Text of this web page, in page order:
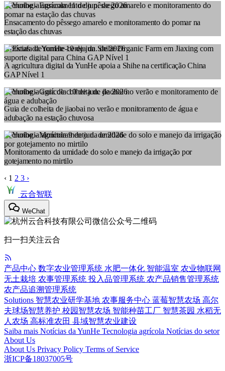
Tecnologia agrícola 11 de jun. de 2026
Ensacamento do pêssego amarelo e monitoramento do pomar na
estação das chuvas
Notícias da YunHe 10 de jun. de 2026
A agricultura digital da YunHe apoia a Shihe na certificação China
GAP Nível 1
Tecnologia agrícola 10 de jun. de 2026
Guia de colheita de jiaobai no verão e monitoramento de água e
adubação na estação chuvosa
Tecnologia agrícola 9 de jun. de 2026
Monitoramento da umidade do solo e manejo da irrigação por
gotejamento no mirtilo
‹ 1 2 3 ›
云合智联
WeChat
扫一扫关注云合
产品中心 数字农业管理系统 水肥一体化 智能温室 农业物联网
无土栽培 农事管理系统 投入品管理系统 农产品销售管理系统
农产品追溯管理系统
Solutions 智慧农业研学基地 农事服务中心 蓝莓智慧农场 高尔
夫球场智慧养护 校园智慧农场 智能种苗工厂 智慧茶园 水稻无
人农场 高标准农田 县域智慧农业建设
Saiba mais Notícias da YunHe Tecnologia agrícola Notícias do setor
About Us
About Us Privacy Policy Terms of Service
浙ICP备18037005号